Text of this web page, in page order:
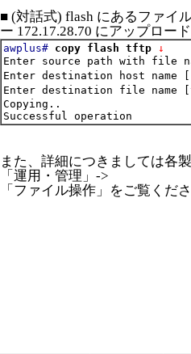
■ (対話式) flash にあるファイ
ー 172.17.28.70 にアップロー
awplus# copy flash tftp ↓
Enter source path with file
Enter destination host name
Enter destination file
Copying..
また、詳細につきましては各
「運用・管理」->
「ファイル操作」をご覧くだ